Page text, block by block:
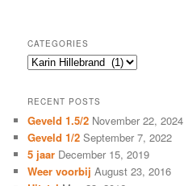
CATEGORIES
Categories
RECENT POSTS
Geveld 1.5/2 November 22, 2024
Geveld 1/2 September 7, 2022
5 jaar December 15, 2019
Weer voorbij August 23, 2016